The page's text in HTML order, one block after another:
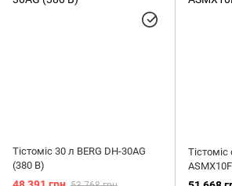
Тістоміс 30 л BERG DH-30AG
(380 В)